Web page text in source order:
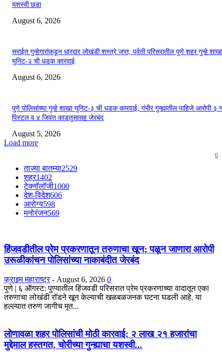
यशस्वी छडा
August 6, 2026
सराईत गुन्हेगारांकडून धारदार लोखंडी शस्त्रे जप्त; पर्वती परिसरातील पुणे शहर गुन्हे शाखा
युनिट-२ ची धडक कारवाई
August 6, 2026
पुणे पोलिसांच्या गुन्हे शाखा युनिट-३ ची धडक कारवाई; गंभीर गुन्ह्यातील पाहिजे आरोपी ३
पिस्टल व ४ जिवंत काडतुसासह जेरबंद
August 5, 2026
Load more
0
ताज्या बातम्या2529
शहर1402
टेक्नॉलॉजी1000
देश-विदेश606
आरोग्य598
मनोरंजन569
हिंजवडीतील प्रेम प्रकरणातून तरुणाचा खून; पळून जाणारा आरोपी
उरूळीकांचन पोलिसांच्या नाकाबंदीत जेरबंद
क्राइम महाराष्ट्र - August 6, 2026 0
​पुणे | ६ ऑगस्ट: पुण्यातील हिंजवडी परिसरात प्रेम प्रकरणाच्या वादातून एका
तरुणाचा लोखंडी रॉडने खून केल्याची खळबळजनक घटना घडली आहे. या
हल्ल्यात तरुण जागीच मृत...
लोणावळा शहर पोलिसांची मोठी कारवाई: २ लाख २१ हजारांचा
मुद्देमाल हस्तगत, चोरीच्या गुन्ह्याचा यशस्वी...